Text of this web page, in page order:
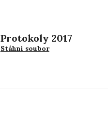
Protokoly 2017
Stáhni soubor